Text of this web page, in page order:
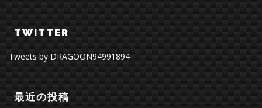
TWITTER
Tweets by DRAGOON94991894
最近の投稿